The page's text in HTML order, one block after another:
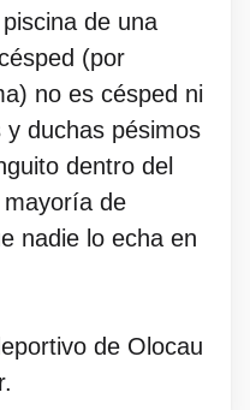
de una
(por
no es césped ni
duchas pésimos
dentro del
de
nadie lo echa en
de Olocau